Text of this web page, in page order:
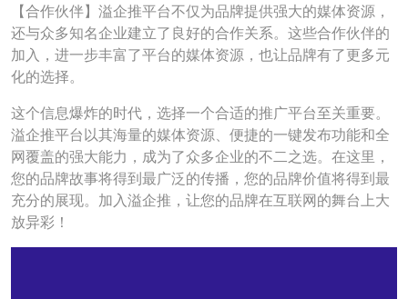
【合作伙伴】溢企推平台不仅为品牌提供强大的媒体资源，
还与众多知名企业建立了良好的合作关系。这些合作伙伴的
加入，进一步丰富了平台的媒体资源，也让品牌有了更多元
化的选择。
这个信息爆炸的时代，选择一个合适的推广平台至关重要。
溢企推平台以其海量的媒体资源、便捷的一键发布功能和全
网覆盖的强大能力，成为了众多企业的不二之选。在这里，
您的品牌故事将得到最广泛的传播，您的品牌价值将得到最
充分的展现。加入溢企推，让您的品牌在互联网的舞台上大
放异彩！